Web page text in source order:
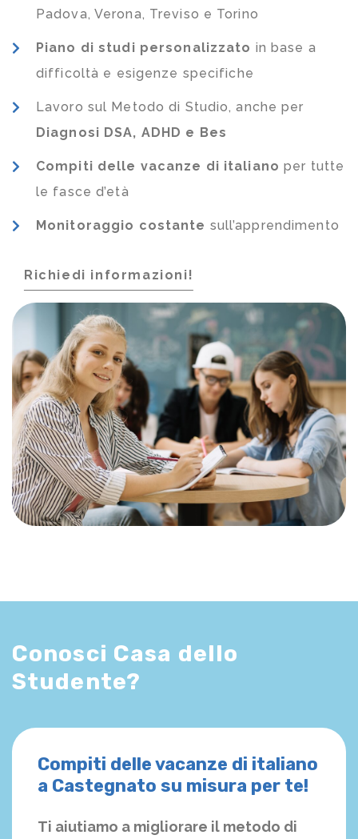
Padova, Verona, Treviso e Torino
Piano di studi personalizzato in base a
difficoltà e esigenze specifiche
Lavoro sul Metodo di Studio, anche per
Diagnosi DSA, ADHD e Bes
Compiti delle vacanze di italiano per tutte
le fasce d’età
Monitoraggio costante sull’apprendimento
Richiedi informazioni!
Conosci Casa dello
Studente?
Compiti delle vacanze di italiano
a Castegnato su misura per te!
Ti aiutiamo a migliorare il metodo di